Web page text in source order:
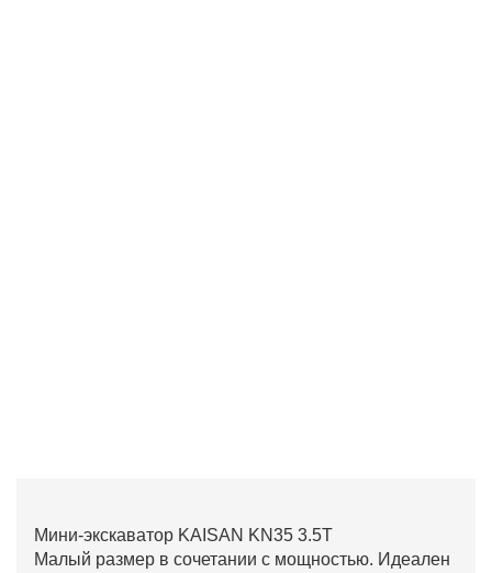
Мини-экскаватор KAISAN KN35 3.5T
Малый размер в сочетании с мощностью. Идеален